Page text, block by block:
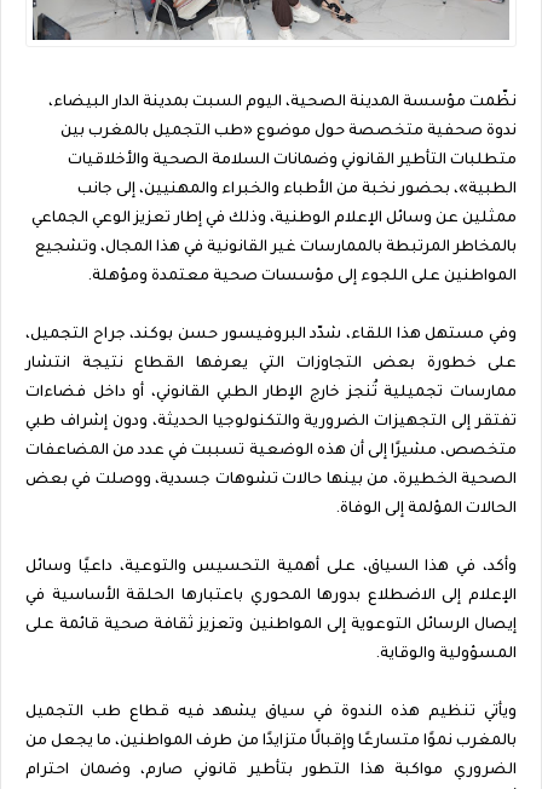
نظّمت مؤسسة المدينة الصحية، اليوم السبت بمدينة الدار البيضاء،
ندوة صحفية متخصصة حول موضوع «طب التجميل بالمغرب بين
متطلبات التأطير القانوني وضمانات السلامة الصحية والأخلاقيات
الطبية»، بحضور نخبة من الأطباء والخبراء والمهنيين، إلى جانب
ممثلين عن وسائل الإعلام الوطنية، وذلك في إطار تعزيز الوعي الجماعي
بالمخاطر المرتبطة بالممارسات غير القانونية في هذا المجال، وتشجيع
المواطنين على اللجوء إلى مؤسسات صحية معتمدة ومؤهلة.
وفي مستهل هذا اللقاء، شدّد البروفيسور حسن بوكند، جراح التجميل،
على خطورة بعض التجاوزات التي يعرفها القطاع نتيجة انتشار
ممارسات تجميلية تُنجز خارج الإطار الطبي القانوني، أو داخل فضاءات
تفتقر إلى التجهيزات الضرورية والتكنولوجيا الحديثة، ودون إشراف طبي
متخصص، مشيرًا إلى أن هذه الوضعية تسببت في عدد من المضاعفات
الصحية الخطيرة، من بينها حالات تشوهات جسدية، ووصلت في بعض
الحالات المؤلمة إلى الوفاة.
وأكد، في هذا السياق، على أهمية التحسيس والتوعية، داعيًا وسائل
الإعلام إلى الاضطلاع بدورها المحوري باعتبارها الحلقة الأساسية في
إيصال الرسائل التوعوية إلى المواطنين وتعزيز ثقافة صحية قائمة على
المسؤولية والوقاية.
ويأتي تنظيم هذه الندوة في سياق يشهد فيه قطاع طب التجميل
بالمغرب نموًا متسارعًا وإقبالًا متزايدًا من طرف المواطنين، ما يجعل من
الضروري مواكبة هذا التطور بتأطير قانوني صارم، وضمان احترام